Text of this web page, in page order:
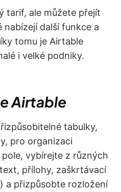
tarif, ale můžete přejít
další funkce a
tomu je Airtable
i velké podniky.
Airtable
tabulky,
pro organizaci
vybírejte z různých
přílohy, zaškrtávací
a přizpůsobte rozložení